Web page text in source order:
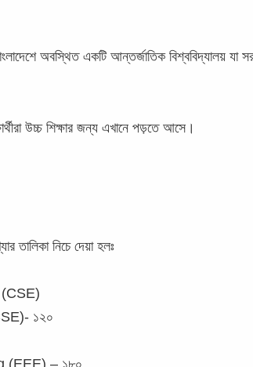
অবস্থিত একটি আন্তর্জাতিক বিশ্ববিদ্যালয় যা
উচ্চ শিক্ষার জন্য এখানে পড়তে আসে।
তালিকা নিচে দেয়া হলঃ
১২০